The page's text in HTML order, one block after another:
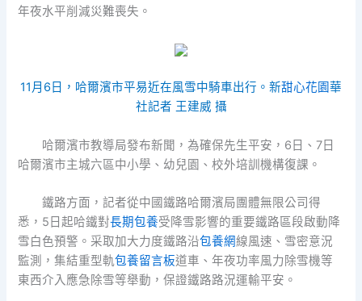
年夜水平削減災難喪失。
11月6日，哈爾濱市平易近在風雪中騎車出行。新甜心花園華
社記者 王建威 攝
哈爾濱市教導局發布新聞，為確保先生平安，6日、7日
哈爾濱市主城六區中小學、幼兒園、校外培訓機構復課。
鐵路方面，記者從中國鐵路哈爾濱局團體無限公司得
悉，5日起哈鐵對長期包養受降雪影響的重要鐵路區段啟動降
雪白色預警。采取加大力度鐵路沿包養網線風速、雪密意況
監測，集結重型軌包養留言板道車、年夜功率風力除雪機等
東西介入應急除雪等舉動，保證鐵路路況運輸平安。